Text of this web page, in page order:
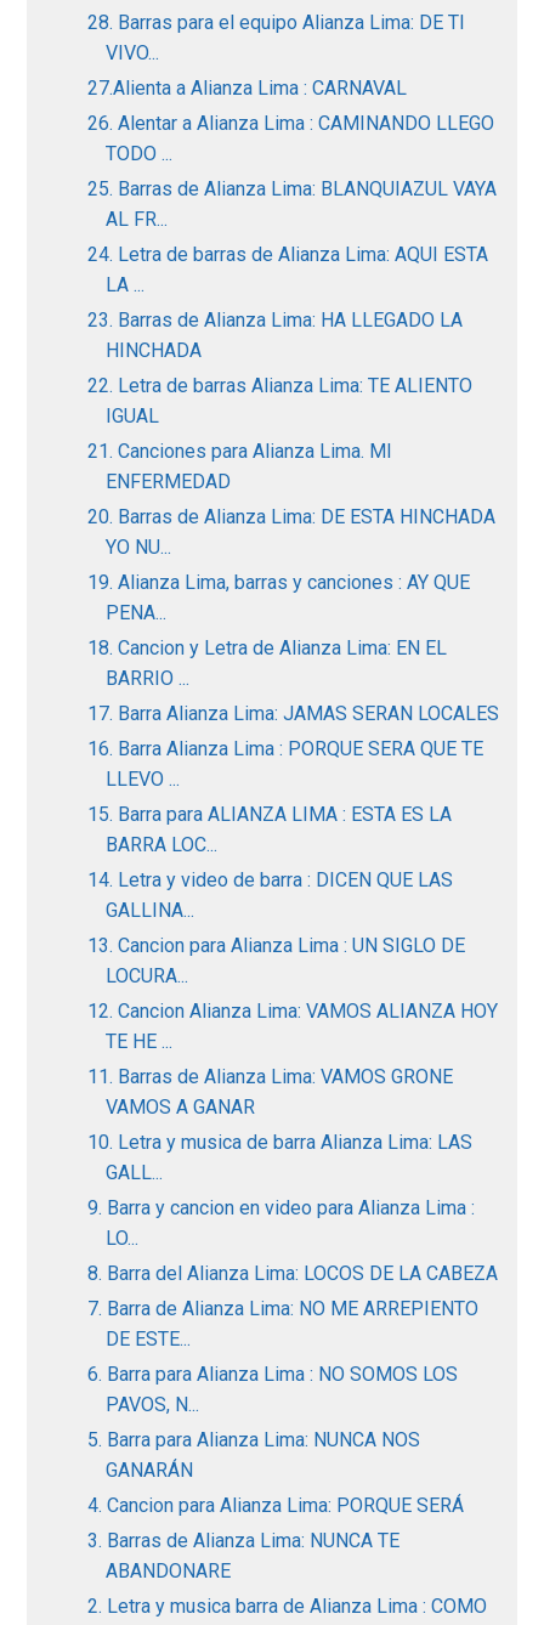
28. Barras para el equipo Alianza Lima: DE TI
VIVO...
27.Alienta a Alianza Lima : CARNAVAL
26. Alentar a Alianza Lima : CAMINANDO LLEGO
TODO ...
25. Barras de Alianza Lima: BLANQUIAZUL VAYA
AL FR...
24. Letra de barras de Alianza Lima: AQUI ESTA
LA ...
23. Barras de Alianza Lima: HA LLEGADO LA
HINCHADA
22. Letra de barras Alianza Lima: TE ALIENTO
IGUAL
21. Canciones para Alianza Lima. MI
ENFERMEDAD
20. Barras de Alianza Lima: DE ESTA HINCHADA
YO NU...
19. Alianza Lima, barras y canciones : AY QUE
PENA...
18. Cancion y Letra de Alianza Lima: EN EL
BARRIO ...
17. Barra Alianza Lima: JAMAS SERAN LOCALES
16. Barra Alianza Lima : PORQUE SERA QUE TE
LLEVO ...
15. Barra para ALIANZA LIMA : ESTA ES LA
BARRA LOC...
14. Letra y video de barra : DICEN QUE LAS
GALLINA...
13. Cancion para Alianza Lima : UN SIGLO DE
LOCURA...
12. Cancion Alianza Lima: VAMOS ALIANZA HOY
TE HE ...
11. Barras de Alianza Lima: VAMOS GRONE
VAMOS A GANAR
10. Letra y musica de barra Alianza Lima: LAS
GALL...
9. Barra y cancion en video para Alianza Lima :
LO...
8. Barra del Alianza Lima: LOCOS DE LA CABEZA
7. Barra de Alianza Lima: NO ME ARREPIENTO
DE ESTE...
6. Barra para Alianza Lima : NO SOMOS LOS
PAVOS, N...
5. Barra para Alianza Lima: NUNCA NOS
GANARÁN
4. Cancion para Alianza Lima: PORQUE SERÁ
3. Barras de Alianza Lima: NUNCA TE
ABANDONARE
2. Letra y musica barra de Alianza Lima : COMO